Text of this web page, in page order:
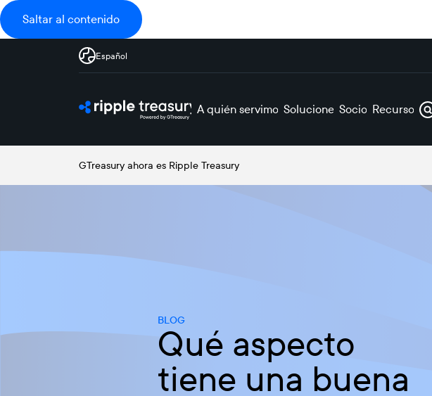
Saltar al contenido
Español
A quién servimos Soluciones Socios Recursos
GTreasury ahora es Ripple Treasury
BLOG
Qué aspecto
tiene una buena